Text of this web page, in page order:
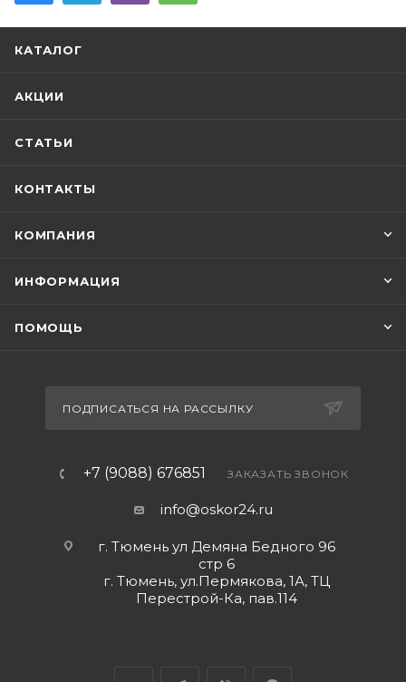
гарантирует длительный срок службы. Лейка для
сочетание стиля, функциональности и надежности
КАТАЛОГ
АКЦИИ
СТАТЬИ
КОНТАКТЫ
КОМПАНИЯ
ИНФОРМАЦИЯ
ПОМОЩЬ
ПОДПИСАТЬСЯ НА РАССЫЛКУ
+7 (9088) 676851 ЗАКАЗАТЬ ЗВОНОК
info@oskor24.ru
г. Тюмень ул Демяна Бедного 96
стр 6
г. Тюмень, ул.Пермякова, 1А, ТЦ
Перестрой-Ка, пав.114